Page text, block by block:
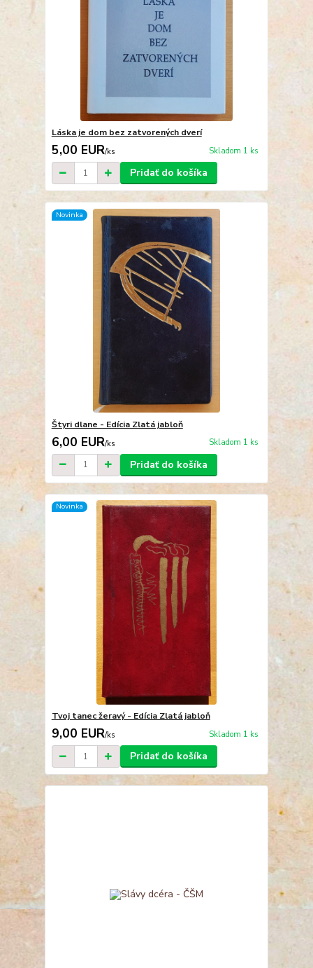
Láska je dom bez zatvorených dverí
5,00 EUR/ks Skladom 1 ks
Pridať do košíka
Novinka
Štyri dlane - Edícia Zlatá jabloň
6,00 EUR/ks Skladom 1 ks
Pridať do košíka
Novinka
Tvoj tanec žeravý - Edícia Zlatá jabloň
9,00 EUR/ks Skladom 1 ks
Pridať do košíka